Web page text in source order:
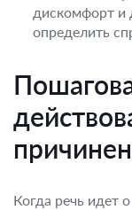
дискомфорт и
определить
Когда речь идет